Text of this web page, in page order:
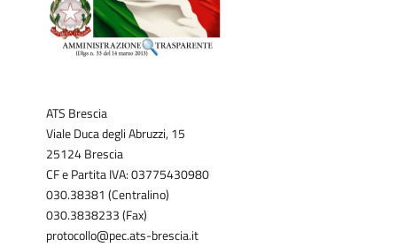
ATS Brescia
Viale Duca degli Abruzzi, 15
25124 Brescia
CF e Partita IVA: 03775430980
030.38381 (Centralino)
030.3838233 (Fax)
protocollo@pec.ats-brescia.it